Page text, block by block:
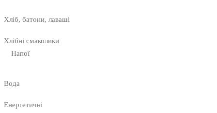
Хліб, батони, лаваші
Хлібні смаколики
Напої
Вода
Енергетичні